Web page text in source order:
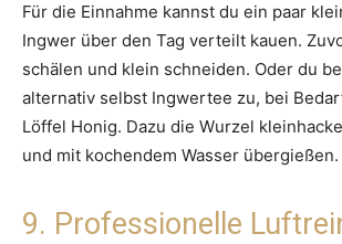
Für die Einnahme kannst du ein paar
Ingwer über den Tag verteilt kauen.
schälen und klein schneiden. Oder du
alternativ selbst Ingwertee zu, bei
Löffel Honig. Dazu die Wurzel
und mit kochendem Wasser übergießen.
9. Professionelle